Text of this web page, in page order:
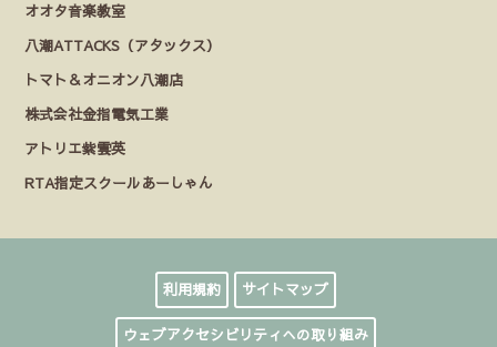
オオタ音楽教室
八潮ATTACKS（アタックス）
トマト＆オニオン八潮店
株式会社金指電気工業
アトリエ紫雲英
RTA指定スクールあーしゃん
利用規約 サイトマップ
ウェブアクセシビリティへの取り組み